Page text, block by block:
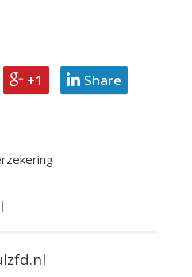
+1
Share